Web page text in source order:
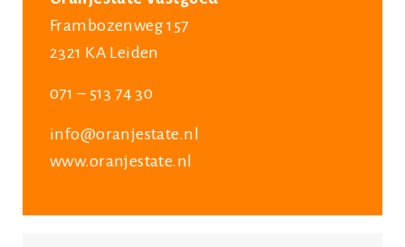
Frambozenweg 157
2321 KA Leiden
071 – 513 74 30
info@oranjestate.nl
www.oranjestate.nl